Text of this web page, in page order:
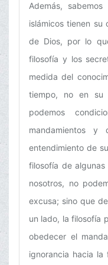
Además,
islámicos tienen su
de Dios, por lo
filosofía y los
medida del
tiempo, no en su
podemos
mandamientos y
entendimiento de
filosofía de
nosotros, no
excusa; sino que
un lado, la filosofía
obedecer el
ignorancia hacia la